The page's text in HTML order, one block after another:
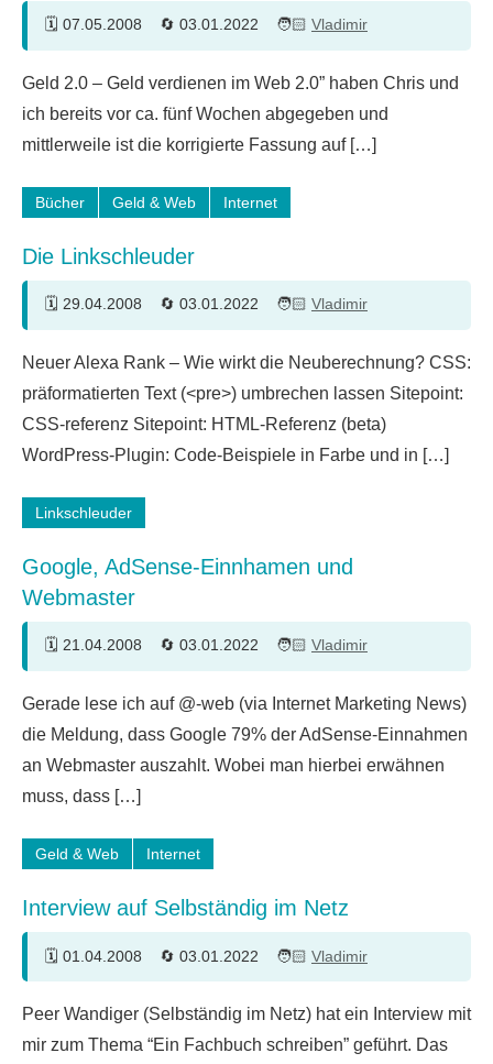
07.05.2008 03.01.2022 Vladimir
Kommentare
Geld 2.0 – Geld verdienen im Web 2.0” haben Chris und
ich bereits vor ca. fünf Wochen abgegeben und
mittlerweile ist die korrigierte Fassung auf […]
Bücher Geld & Web Internet
Die Linkschleuder
29.04.2008 03.01.2022 Vladimir
Kommentare
Neuer Alexa Rank – Wie wirkt die Neuberechnung? CSS:
präformatierten Text (<pre>) umbrechen lassen Sitepoint:
CSS-referenz Sitepoint: HTML-Referenz (beta)
WordPress-Plugin: Code-Beispiele in Farbe und in […]
Linkschleuder
Google, AdSense-Einnhamen und
Webmaster
21.04.2008 03.01.2022 Vladimir
Kommentare
Gerade lese ich auf @-web (via Internet Marketing News)
die Meldung, dass Google 79% der AdSense-Einnahmen
an Webmaster auszahlt. Wobei man hierbei erwähnen
muss, dass […]
Geld & Web Internet
Interview auf Selbständig im Netz
01.04.2008 03.01.2022 Vladimir
Peer Wandiger (Selbständig im Netz) hat ein Interview mit
mir zum Thema “Ein Fachbuch schreiben” geführt. Das